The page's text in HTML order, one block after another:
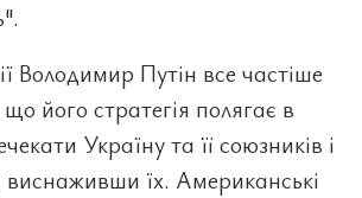
Володимир Путін все частіше
його стратегія полягає в
Україну та її союзників і
виснаживши їх. Американські